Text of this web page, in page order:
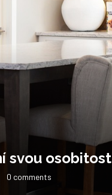
svou osobitost
0 comments